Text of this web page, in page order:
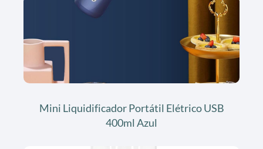
Mini Liquidificador Portátil Elétrico USB
400ml Azul